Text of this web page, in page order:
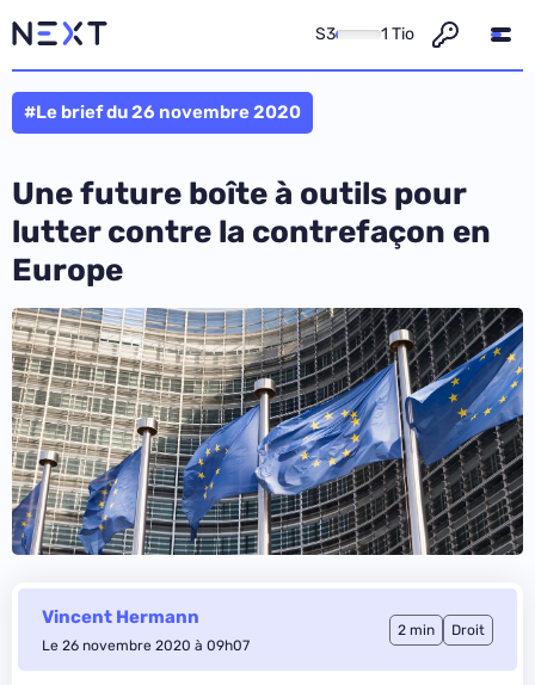
S3 1 Tio
#Le brief du 26 novembre 2020
Une future boîte à outils pour
lutter contre la contrefaçon en
Europe
Vincent Hermann
Le 26 novembre 2020 à 09h07
2 min Droit